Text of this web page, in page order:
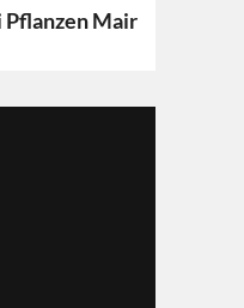
Pflanzen Mair